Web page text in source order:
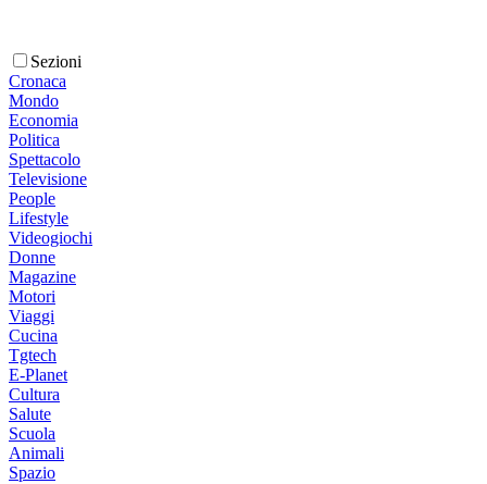
Sezioni
Cronaca
Mondo
Economia
Politica
Spettacolo
Televisione
People
Lifestyle
Videogiochi
Donne
Magazine
Motori
Viaggi
Cucina
Tgtech
E-Planet
Cultura
Salute
Scuola
Animali
Spazio